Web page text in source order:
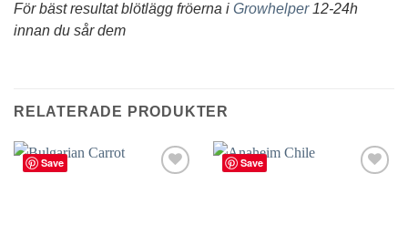
För bäst resultat blötlägg fröerna i Growhelper12-24h
innan du sår dem
RELATERADE PRODUKTER
Save Save